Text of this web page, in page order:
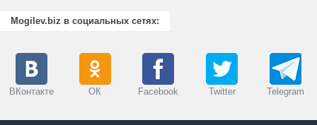
Mogilev.biz в социальных сетях:
ВКонтакте ОК Facebook Twitter Telegram